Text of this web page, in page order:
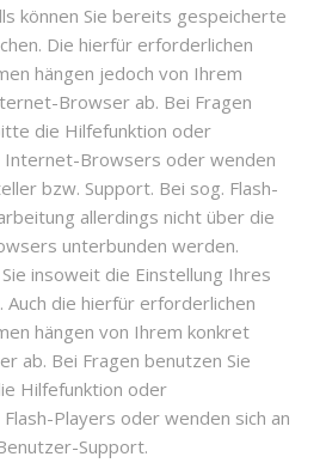
können Sie bereits gespeicherte
Die hierfür erforderlichen
hängen jedoch von Ihrem
Browser ab. Bei Fragen
die Hilfefunktion oder
Internet-Browsers oder wenden
bzw. Support. Bei sog. Flash-
allerdings nicht über die
unterbunden werden.
insoweit die Einstellung Ihres
Auch die hierfür erforderlichen
hängen von Ihrem konkret
ab. Bei Fragen benutzen Sie
Hilfefunktion oder
Players oder wenden sich an
Support.